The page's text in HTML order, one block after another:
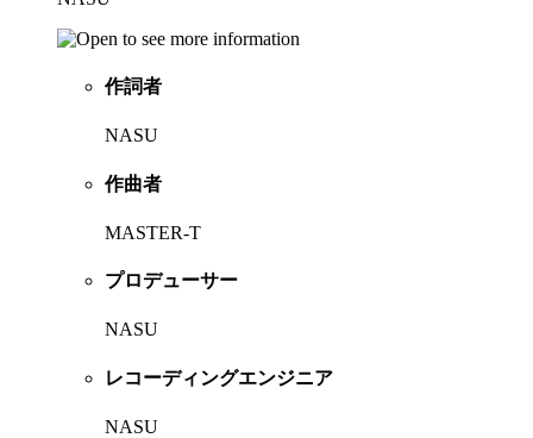
作詞者
NASU
作曲者
MASTER-T
プロデューサー
NASU
レコーディングエンジニア
NASU